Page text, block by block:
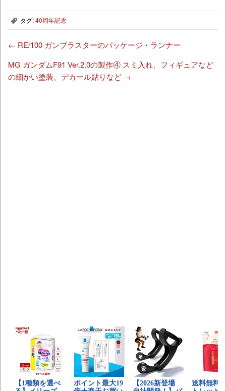
, タグ:40周年記念
← RE/100 ガンブラスターのパッケージ・ランナー
MG ガンダムF91 Ver.2.0の製作④ スミ入れ、フィギュアなど
の細かい塗装、デカール貼りなど →